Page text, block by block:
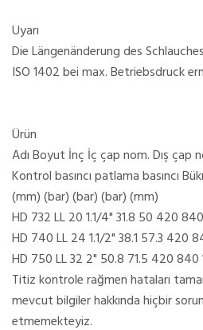
Uyarı
Die Längenänderung des
ISO 1402 bei max. Betriebsdruck
Ürün
Adı Boyut İnç İç çap nom. Dış çap
Kontrol basıncı patlama basıncı
(mm) (bar) (bar) (bar) (mm)
HD 732 LL 20 1.1/4" 31.8 50 420
HD 740 LL 24 1.1/2" 38.1 57.3 420
HD 750 LL 32 2" 50.8 71.5 420
Titiz kontrole rağmen hataları
mevcut bilgiler hakkında hiçbir
etmemekteyiz.